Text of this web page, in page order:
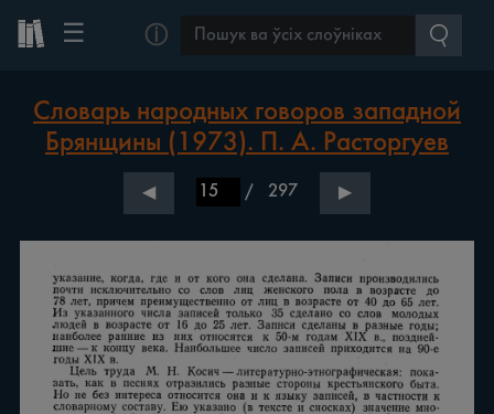
☰ ⓘ
Словарь народных говоров западной
Брянщины (1973). П. А. Расторгуев
◀ / 297 ▶